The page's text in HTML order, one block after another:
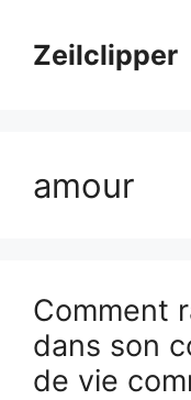
contenuZeilclipper
amour
Comment
dans son
de vie